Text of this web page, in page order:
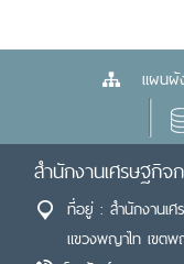
แผนผั
สำนักงานเศรษฐกิจ
ที่อยู่ : สำนักงานเ
แขวงพญาไท เขต